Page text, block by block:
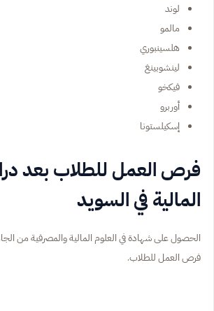
لوند
مالمو
هلسينبوري
لينشوبينغ
فيكخو
أوربرو
إسكيلستونا
فرص العمل للطلاب بعد
المالية في السويد
الحصول على شهادة في العلوم المالية والمصرفية من
فرص العمل للطلاب.